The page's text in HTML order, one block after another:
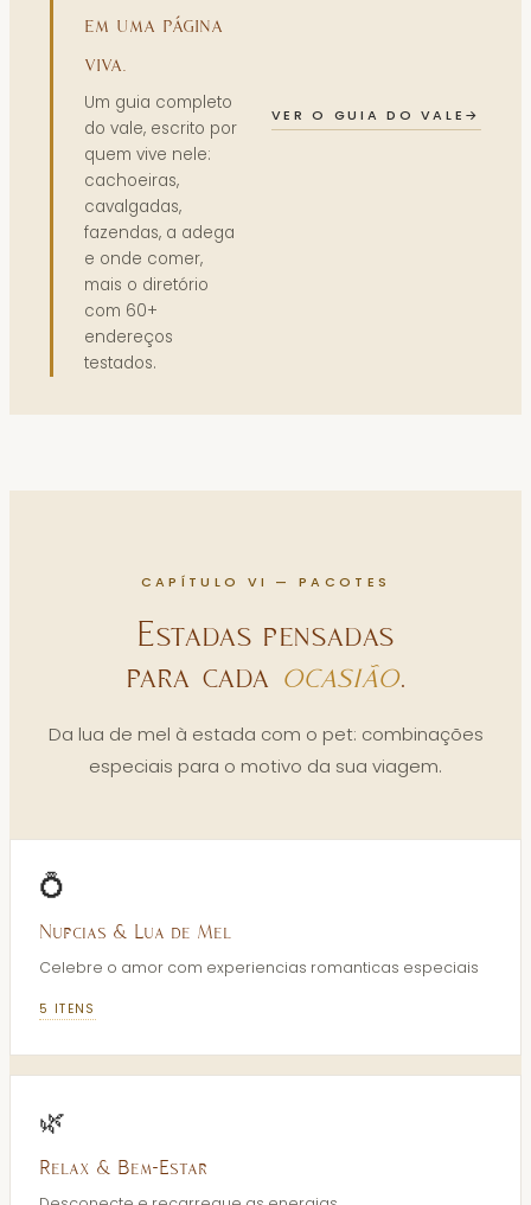
em uma página
viva.
Um guia completo
do vale, escrito por
quem vive nele:
cachoeiras,
cavalgadas,
fazendas, a adega
e onde comer,
mais o diretório
com 60+
endereços
testados.
VER O GUIA DO VALE →
CAPÍTULO VI — PACOTES
Estadas pensadas
para cada ocasião.
Da lua de mel à estada com o pet: combinações
especiais para o motivo da sua viagem.
💍
Nupcias & Lua de Mel
Celebre o amor com experiencias romanticas especiais
5 ITENS
🌿
Relax & Bem-Estar